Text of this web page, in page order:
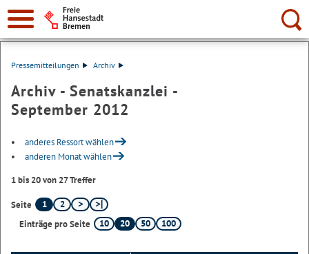
Suche:
Pressemitteilungen Archiv
Archiv - Senatskanzlei -
September 2012
anderes Ressort wählen
anderen Monat wählen
1 bis 20 von 27 Treffer
Seite 1
2
Einträge pro Seite
10 20 50 100